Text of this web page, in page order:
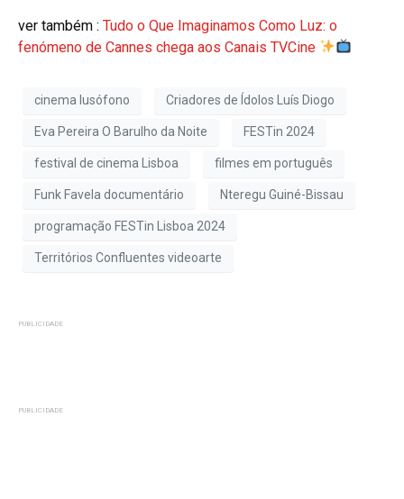
ver também : Tudo o Que Imaginamos Como Luz: o
fenómeno de Cannes chega aos Canais TVCine
cinema lusófono Criadores de Ídolos Luís Diogo
Eva Pereira O Barulho da Noite FESTin 2024
festival de cinema Lisboa filmes em português
Funk Favela documentário Nteregu Guiné-Bissau
programação FESTin Lisboa 2024
Territórios Confluentes videoarte
PUBLICIDADE
PUBLICIDADE